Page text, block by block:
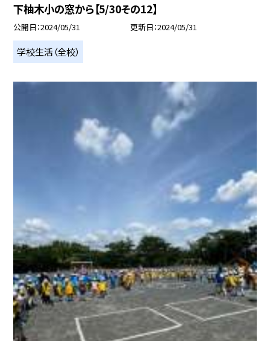
下柚木小の窓から【5/30その12】
公開日 2024/05/31 更新日 2024/05/31
学校生活（全校）